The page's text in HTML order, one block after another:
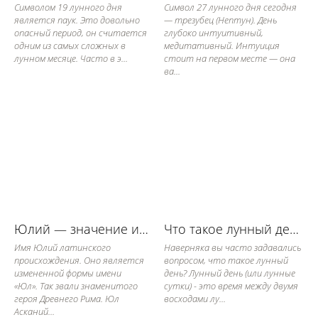
Символом 19 лунного дня
является паук. Это довольно
опасный период, он считается
одним из самых сложных в
лунном месяце. Часто в э...
Символ 27 лунного дня сегодня
— трезубец (Нептун). День
глубоко интуитивный,
медитативный. Интуиция
стоит на первом месте — она
ва...
Юлий — значение имени, его судьба и характер
Имя Юлий латинского
происхождения. Оно является
измененной формы имени
«Юл». Так звали знаменитого
героя Древнего Рима. Юл
Асканий...
Что такое лунный день
Наверняка вы часто задавались
вопросом, что такое лунный
день? Лунный день (или лунные
сутки) - это время между двумя
восходами лу...